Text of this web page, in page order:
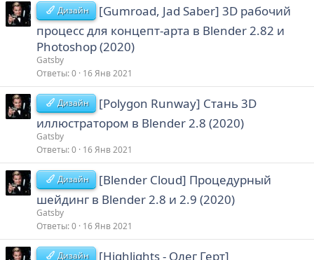
Дизайн
[Gumroad, Jad Saber] 3D рабочий
процесс для концепт-арта в Blender 2.82 и
Photoshop (2020)
Gatsby
Ответы 0 16 Янв 2021
Дизайн
[Polygon Runway] Стань 3D
иллюстратором в Blender 2.8 (2020)
Gatsby
Ответы 0 16 Янв 2021
Дизайн
[Blender Cloud] Процедурный
шейдинг в Blender 2.8 и 2.9 (2020)
Gatsby
Ответы 0 16 Янв 2021
Дизайн
[Highlights - Олег Герт]